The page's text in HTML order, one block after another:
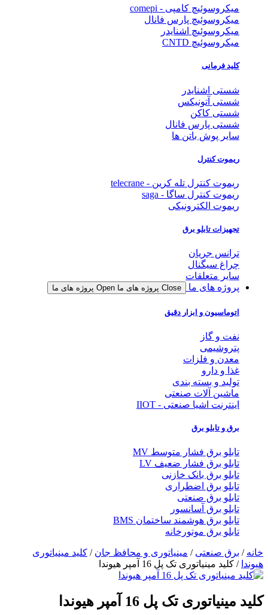
میکروسوئیچ کامپی - comepi
میکروسوئیچ پارس فانال
میکروسوئیچ اشنایدر
میکروسوئیچ CNTD
کلید فرمانی
شستی اشنایدر
شستی آتونیکس
شستی کاکن
شستی پارس فانال
سایر پوش باتن ها
ریموت کنترل
ریموت کنترل تله کرین - telecrane
ریموت کنترل ساگا - saga
ریموت الکترونیکی
تجهیزات تابلو برق
ترانس جریان
چراغ سیگنال
سایر متعلقات
پروژه های ما
Close پروژه های ما Open پروژه های ما
اتوماسیون و ابزار دقیق
نفت و گاز
پتروشیمی
معدن و فلزات
غذا و دارو
تولید و بسته بندی
ماشین آلات صنعتی
اینترنت اشیا صنعتی - IIOT
برق و تابلو برق
تابلو برق فشار متوسط MV
تابلو برق فشار ضعیف LV
تابلو برق بانک خازنی
تابلو برق اضطراری
تابلو برق صنعتی
تابلو برق آسانسور
تابلو برق هوشمند ساختمان BMS
تابلو برق موتورخانه
خانه / برق صنعتی / مینیاتوری و محافظ جان / کلید مینیاتوری
هیوندا / کلید مینیاتوری تک پل 16 آمپر هیوندا
کلید مینیاتوری تک پل 16 آمپر هیوندا